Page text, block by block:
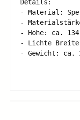
Details:
- Material:
-
- Höhe: ca. 134
- Lichte
- Gewicht: ca.